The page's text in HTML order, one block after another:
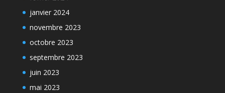
janvier 2024
novembre 2023
octobre 2023
septembre 2023
juin 2023
mai 2023